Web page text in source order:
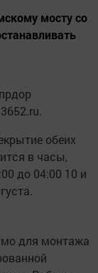
мосту со
обеих
в часы,
до 04:00 10 и
для монтажа